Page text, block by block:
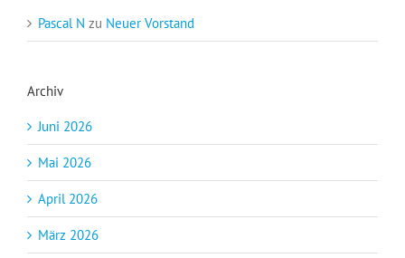
Pascal N zu Neuer Vorstand
Archiv
Juni 2026
Mai 2026
April 2026
März 2026